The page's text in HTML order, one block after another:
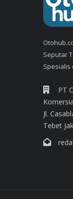
Seputar
Spesialis
PT
Jl.
Tebet